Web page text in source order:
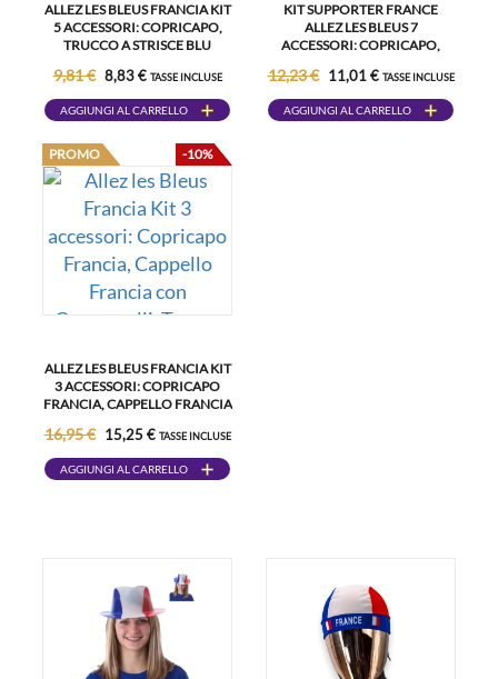
ALLEZ LES BLEUS FRANCIA KIT
5 ACCESSORI: COPRICAPO,
TRUCCO A STRISCE BLU
FRANCIA 30X45CM
9,81 € 8,83 € TASSE INCLUSE
AGGIUNGI AL CARRELLO
KIT SUPPORTER FRANCE
ALLEZ LES BLEUS 7
ACCESSORI: COPRICAPO,
FRANCIA 30X45CM, 2
BASTONI LED TRICOLORE
12,23 € 11,01 € TASSE INCLUSE
AGGIUNGI AL CARRELLO
PROMO -10%
ALLEZ LES BLEUS FRANCIA KIT
3 ACCESSORI: COPRICAPO
FRANCIA, CAPPELLO FRANCIA
CON STRISCE BLU BIANCO
ROSSO PER CALCIO RUGBY
16,95 € 15,25 € TASSE INCLUSE
AGGIUNGI AL CARRELLO